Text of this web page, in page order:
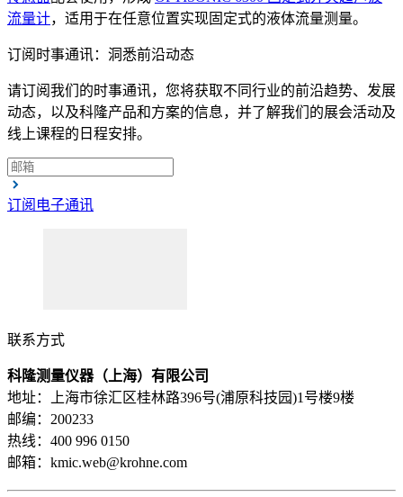
流量计，适用于在任意位置实现固定式的液体流量测量。
订阅时事通讯：洞悉前沿动态
请订阅我们的时事通讯，您将获取不同行业的前沿趋势、发展
动态，以及科隆产品和方案的信息，并了解我们的展会活动及
线上课程的日程安排。
订阅电子通讯
联系方式
科隆测量仪器（上海）有限公司
地址：上海市徐汇区桂林路396号(浦原科技园)1号楼9楼
邮编：200233
热线：400 996 0150
邮箱：kmic.web@krohne.com